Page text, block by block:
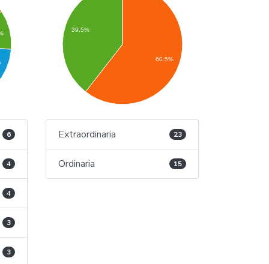
6
4
4
3
3
39.5%
60.5%
Extraordinaria 23
Ordinaria 15